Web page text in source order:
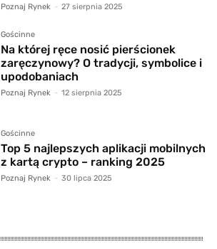
Poznaj Rynek - 27 sierpnia 2025
Gościnne
Na której ręce nosić pierścionek
zaręczynowy? O tradycji, symbolice i
upodobaniach
Poznaj Rynek - 12 sierpnia 2025
Gościnne
Top 5 najlepszych aplikacji mobilnych
z kartą crypto – ranking 2025
Poznaj Rynek - 30 lipca 2025